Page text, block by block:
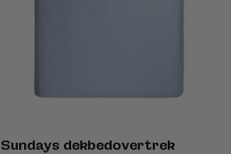
Sundays dekbedovertrek